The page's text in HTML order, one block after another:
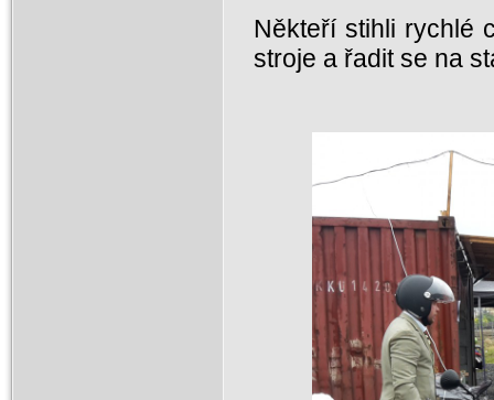
Někteří stihli rychlé
stroje a řadit se na